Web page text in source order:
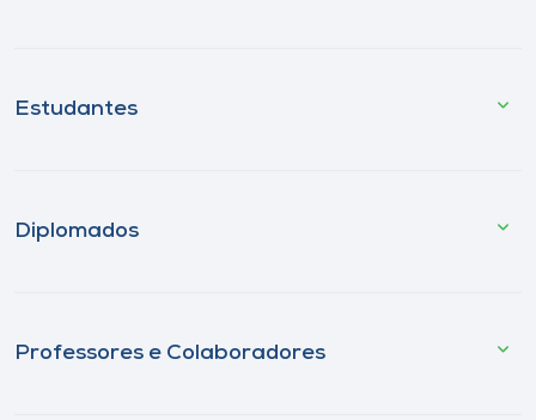
Estudantes
Diplomados
Professores e Colaboradores